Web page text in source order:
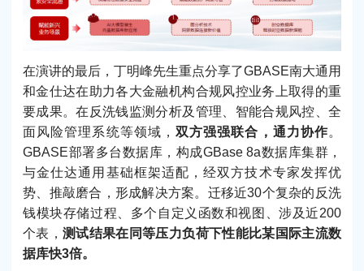
在演讲的最后，丁明峰先生重点分享了GBASE南大通用
和金仕达在助力各大金融机构合规风控业务上取得的重
要成果。在反洗钱监测分析及管理、智能合规风控、全
面风险管理系统等领域， 双方强强联合，通力协作。
GBASE部署多台数据库，构成GBase 8a数据库集群，
与金仕达通用基础框架适配，经双方技术专家发挥优
势、推敲磨合，形成解决方案。迁移近30个复杂的反洗
钱模块存储过程、多个自定义函数和视图、涉及近200
个表，测试结果在同等压力负荷下性能比某国际主流数
据库快3倍。